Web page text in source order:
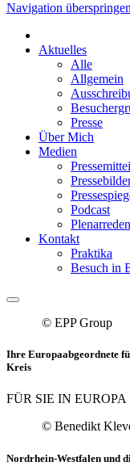
Navigation überspringen
Aktuelles
Alle
Allgemein
Presse
Über Mich
Medien
Podcast
Plenarreden
Kontakt
Praktika
Besuch in
© EPP Group
Ihre Europaabgeordnete
Kreis
FÜR SIE IN EUROPA
© Benedikt
Nordrhein-Westfalen und